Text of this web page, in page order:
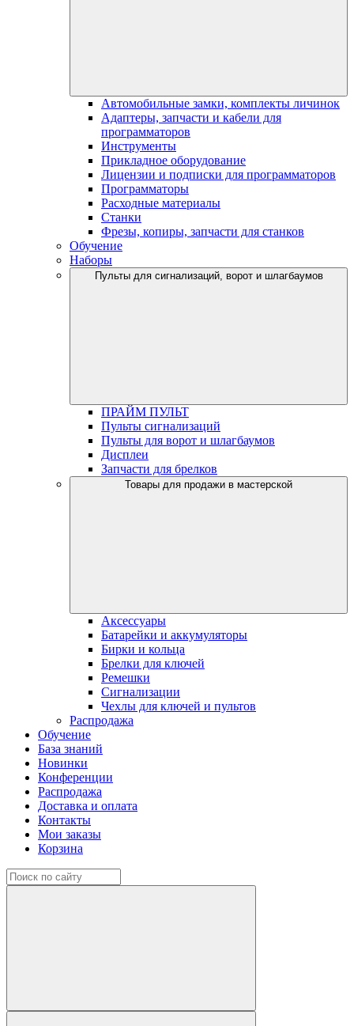
Автомобильные замки, комплекты личинок
Адаптеры, запчасти и кабели для
программаторов
Инструменты
Прикладное оборудование
Лицензии и подписки для программаторов
Программаторы
Расходные материалы
Станки
Фрезы, копиры, запчасти для станков
Обучение
Наборы
Пульты для сигнализаций, ворот и шлагбаумов
ПРАЙМ ПУЛЬТ
Пульты сигнализаций
Пульты для ворот и шлагбаумов
Дисплеи
Запчасти для брелков
Товары для продажи в мастерской
Аксессуары
Батарейки и аккумуляторы
Бирки и кольца
Брелки для ключей
Ремешки
Сигнализации
Чехлы для ключей и пультов
Распродажа
Обучение
База знаний
Новинки
Конференции
Распродажа
Доставка и оплата
Контакты
Мои заказы
Корзина